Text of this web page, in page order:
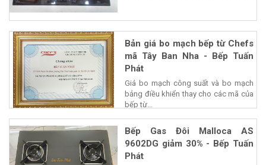
Bản giá bo mạch bếp từ Chefs
mã Tây Ban Nha - Bếp Tuấn
Phát
Giá bo mạch công suất và bo mạch
bảng điều khiển thay cho các mã của
bếp từ...
Bếp Gas Đôi Malloca AS
9602DG giảm 30% - Bếp Tuấn
Phát